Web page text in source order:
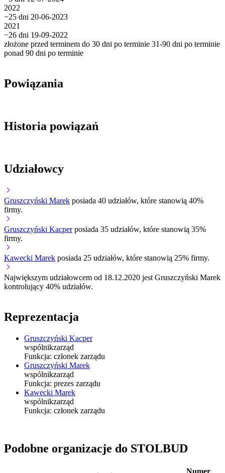
2022
−25 dni 20-06-2023
2021
−26 dni 19-09-2022
złożone przed terminem do 30 dni po terminie 31-90 dni po terminie
ponad 90 dni po terminie
Powiązania
Historia powiązań
Udziałowcy
Gruszczyński Marek posiada 40 udziałów, które stanowią 40%
firmy.
Gruszczyński Kacper posiada 35 udziałów, które stanowią 35%
firmy.
Kawecki Marek posiada 25 udziałów, które stanowią 25% firmy.
Największym udziałowcem od 18.12.2020 jest Gruszczyński Marek
kontrolujący 40% udziałów.
Reprezentacja
Gruszczyński Kacper
wspólnikzarząd
Funkcja: członek zarządu
Gruszczyński Marek
wspólnikzarząd
Funkcja: prezes zarządu
Kawecki Marek
wspólnikzarząd
Funkcja: członek zarządu
Podobne organizacje do STOLBUD